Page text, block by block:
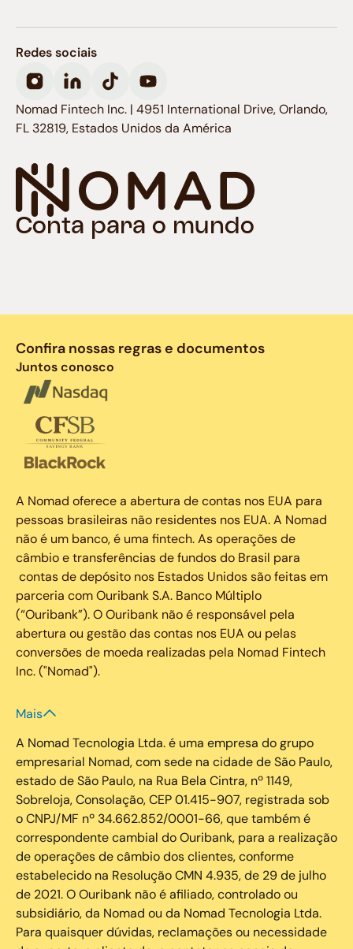
Conta para o mundo
Redes sociais
Nomad Fintech Inc. | 4951 International Drive, Orlando,
FL 32819, Estados Unidos da América
Confira nossas regras e documentos
Juntos conosco
A Nomad oferece a abertura de contas nos EUA para
pessoas brasileiras não residentes nos EUA. A Nomad
não é um banco, é uma fintech. As operações de
câmbio e transferências de fundos do Brasil para
contas de depósito nos Estados Unidos são feitas em
parceria com Ouribank S.A. Banco Múltiplo
(“Ouribank”). O Ouribank não é responsável pela
abertura ou gestão das contas nos EUA ou pelas
conversões de moeda realizadas pela Nomad Fintech
Inc. ("Nomad").
Mais
A Nomad Tecnologia Ltda. é uma empresa do grupo
empresarial Nomad, com sede na cidade de São Paulo,
estado de São Paulo, na Rua Bela Cintra, nº 1149,
Sobreloja, Consolação, CEP 01.415-907, registrada sob
o CNPJ/MF nº 34.662.852/0001-66, que também é
correspondente cambial do Ouribank, para a realização
de operações de câmbio dos clientes, conforme
estabelecido na Resolução CMN 4.935, de 29 de julho
de 2021. O Ouribank não é afiliado, controlado ou
subsidiário, da Nomad ou da Nomad Tecnologia Ltda.
Para quaisquer dúvidas, reclamações ou necessidade